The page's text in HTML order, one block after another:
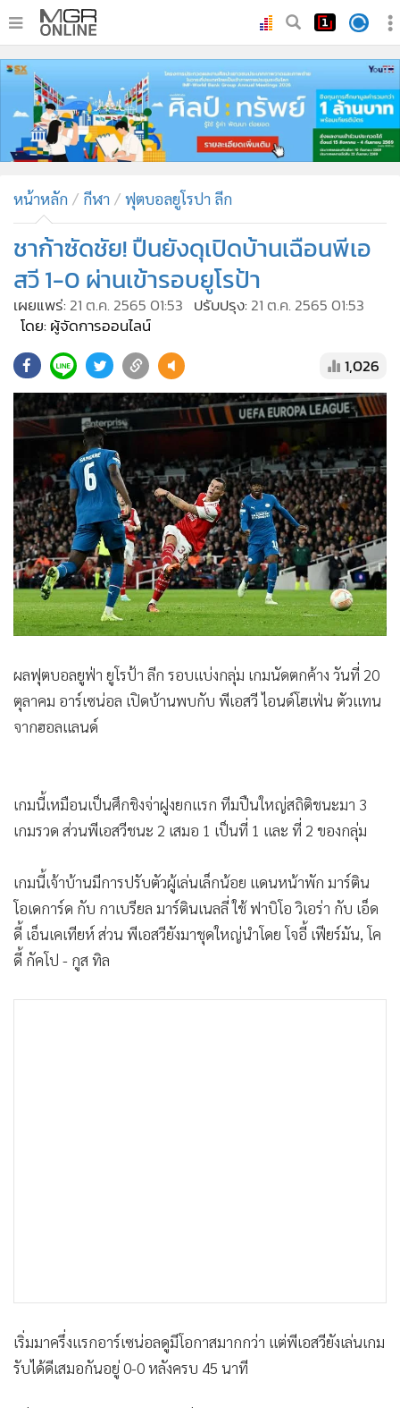
• หน้าหลัก
ทันเหตุการณ์
• ภาคใต้
• ภูมิภาค
• บันเทิง
ผู้จัดการรายวัน
• คอลัมนิสต์
• ละคร
CbizReview
• ผู้จัดกวน
• Good health & Well-being
Green Innovation & SD
Management & HR
• MGR Live
• Infographic
• การเมือง
• ท่องเที่ยว
• กีฬา
• ต่างประเทศ
• เศรษฐกิจ-ธุรกิจ
• จีน
• ชุมชน-คุณภาพชีวิต
Motoring
• เกม
SMEs
•
• อินโดจีน
• กองทุนรวม
หน้าหลัก กีฬา ฟุตบอลยูโรปา ลีก
ชาก้าซัดชัย! ปืนยังดุเปิดบ้านเฉือนพีเอ
สวี 1-0 ผ่านเข้ารอบยูโรป้า
เผยแพร่: 21 ต.ค. 2565 01:53 ปรับปรุง: 21 ต.ค. 2565 01:53
โดย: ผู้จัดการออนไลน์
1,026
ผลฟุตบอลยูฟ่า ยูโรป้า ลีก รอบแบ่งกลุ่ม เกมนัดตกค้าง วันที่ 20
ตุลาคม อาร์เซน่อล เปิดบ้านพบกับ พีเอสวี ไอนด์โฮเฟ่น ตัวเเทน
จากฮอลเเลนด์
เกมนี้เหมือนเป็นศึกชิงจ่าฝูงยกแรก ทีมปืนใหญ่สถิติชนะมา 3
เกมรวด ส่วนพีเอสวีชนะ 2 เสมอ 1 เป็นที่ 1 และ ที่ 2 ของกลุ่ม
เกมนี้เจ้าบ้านมีการปรับตัวผู้เล่นเล็กน้อย เเดนหน้าพัก มาร์ติน
โอเดการ์ด กับ กาเบรียล มาร์ตินเนลลี่ ใช้ ฟาบิโอ วิเอร่า กับ เอ็ด
ดี้ เอ็นเคเทียห์ ส่วน พีเอสวียังมาชุดใหญ่นำโดย โจอี้ เฟียร์มัน, โค
ดี้ กัคโป - กูส ทิล
เริ่มมาครึ่งเเรกอาร์เซน่อลดูมีโอกาสมากกว่า เเต่พีเอสวียังเล่นเกม
รับได้ดีเสมอกันอยู่ 0-0 หลังครบ 45 นาที